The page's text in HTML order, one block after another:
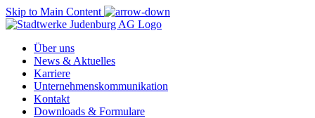
Skip to Main Content
Über uns
News & Aktuelles
Karriere
Unternehmenskommunikation
Kontakt
Downloads & Formulare